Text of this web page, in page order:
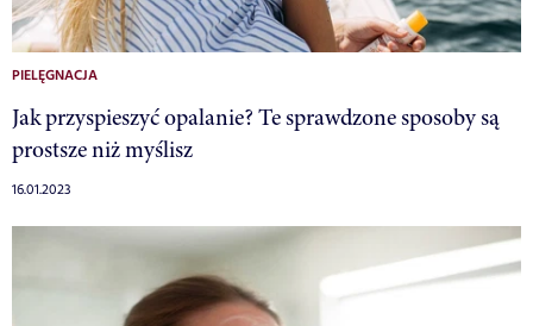
PIELĘGNACJA
Jak przyspieszyć opalanie? Te sprawdzone sposoby są
prostsze niż myślisz
16.01.2023